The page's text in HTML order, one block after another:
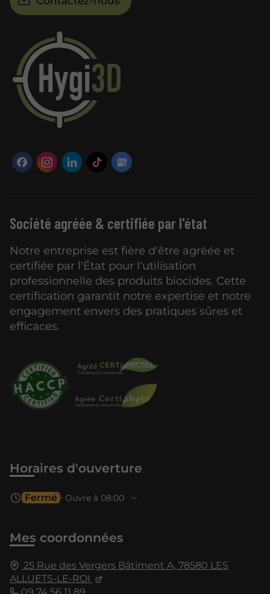
Société agréée & certifiée par l'état
Notre entreprise est fière d'être agréée et
certifiée par l'État pour l'utilisation
professionnelle des produits biocides. Cette
certification garantit notre expertise et notre
engagement envers des pratiques sûres et
efficaces.
Mes coordonnées
25 Rue des Vergers Bâtiment A,78580 LES
ALLUETS-LE-ROI
Horaires d'ouverture
Fermé ⋅ Ouvre à 08:00